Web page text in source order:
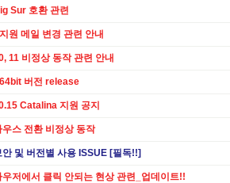
Sur 호환 관련
원 메일 변경 관련 안내
11 비정상 동작 관련 안내
버전 release
Catalina 지원 공지
우스 전환 비정상 동작
안 및 버전별 사용 ISSUE [필독!!]
우저에서 클릭 안되는 현상 관련_업데이트!!